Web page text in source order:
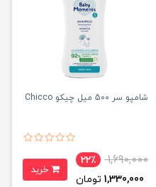
شامپو سر 500 میل چیکو Chicco
1,690,000
22٪
1,330,000 تومان